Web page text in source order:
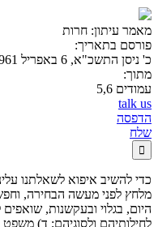
מאמר עיתון: חרות
פורסם בתאריך:
כ' ניסן התשכ"א, 6 באפריל 1961
מתוך:
עמודים 5,6
talk us
הדפסה
שלח

כדי להשיב איפוא לשאלתנו
מלחץ לפני מעשה הבחירה,
היום, בגלוי ובעקשנות,
לחילותיהם ולסוגיהם; ד)